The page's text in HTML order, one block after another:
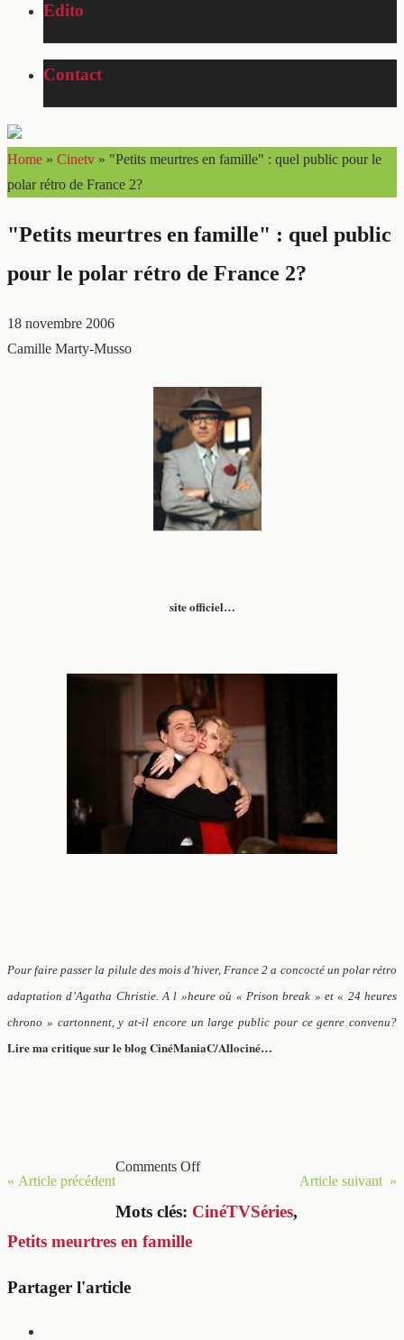
Edito
Contact
Home » Cinetv » "Petits meurtres en famille" : quel public pour le
polar rétro de France 2?
"Petits meurtres en famille" : quel public
pour le polar rétro de France 2?
18 novembre 2006
Camille Marty-Musso
site officiel…
Pour faire passer la pilule des mois d’hiver, France 2 a concocté un polar rétro
adaptation d’Agatha Christie. A l »heure où « Prison break » et « 24 heures
chrono » cartonnent, y at-il encore un large public pour ce genre convenu?
Lire ma critique sur le blog CinéManiaC/Allociné…
« Article précédent Article suivant »
Comments Off
Mots clés: CinéTVSéries,
Petits meurtres en famille
Partager l'article